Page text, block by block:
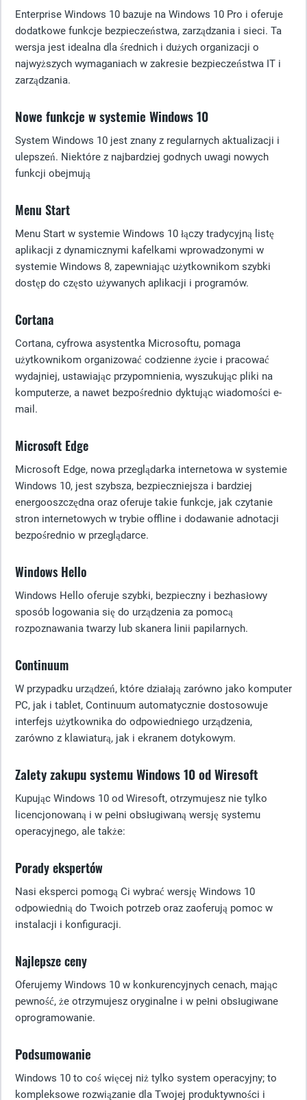
Enterprise Windows 10 bazuje na Windows 10 Pro i oferuje
dodatkowe funkcje bezpieczeństwa, zarządzania i sieci. Ta
wersja jest idealna dla średnich i dużych organizacji o
najwyższych wymaganiach w zakresie bezpieczeństwa IT i
zarządzania.
Nowe funkcje w systemie Windows 10
System Windows 10 jest znany z regularnych aktualizacji i
ulepszeń. Niektóre z najbardziej godnych uwagi nowych
funkcji obejmują
Menu Start
Menu Start w systemie Windows 10 łączy tradycyjną listę
aplikacji z dynamicznymi kafelkami wprowadzonymi w
systemie Windows 8, zapewniając użytkownikom szybki
dostęp do często używanych aplikacji i programów.
Cortana
Cortana, cyfrowa asystentka Microsoftu, pomaga
użytkownikom organizować codzienne życie i pracować
wydajniej, ustawiając przypomnienia, wyszukując pliki na
komputerze, a nawet bezpośrednio dyktując wiadomości e-
mail.
Microsoft Edge
Microsoft Edge, nowa przeglądarka internetowa w systemie
Windows 10, jest szybsza, bezpieczniejsza i bardziej
energooszczędna oraz oferuje takie funkcje, jak czytanie
stron internetowych w trybie offline i dodawanie adnotacji
bezpośrednio w przeglądarce.
Windows Hello
Windows Hello oferuje szybki, bezpieczny i bezhasłowy
sposób logowania się do urządzenia za pomocą
rozpoznawania twarzy lub skanera linii papilarnych.
Continuum
W przypadku urządzeń, które działają zarówno jako komputer
PC, jak i tablet, Continuum automatycznie dostosowuje
interfejs użytkownika do odpowiedniego urządzenia,
zarówno z klawiaturą, jak i ekranem dotykowym.
Zalety zakupu systemu Windows 10 od Wiresoft
Kupując Windows 10 od Wiresoft, otrzymujesz nie tylko
licencjonowaną i w pełni obsługiwaną wersję systemu
operacyjnego, ale także:
Porady ekspertów
Nasi eksperci pomogą Ci wybrać wersję Windows 10
odpowiednią do Twoich potrzeb oraz zaoferują pomoc w
instalacji i konfiguracji.
Najlepsze ceny
Oferujemy Windows 10 w konkurencyjnych cenach, mając
pewność, że otrzymujesz oryginalne i w pełni obsługiwane
oprogramowanie.
Podsumowanie
Windows 10 to coś więcej niż tylko system operacyjny; to
kompleksowe rozwiązanie dla Twojej produktywności i